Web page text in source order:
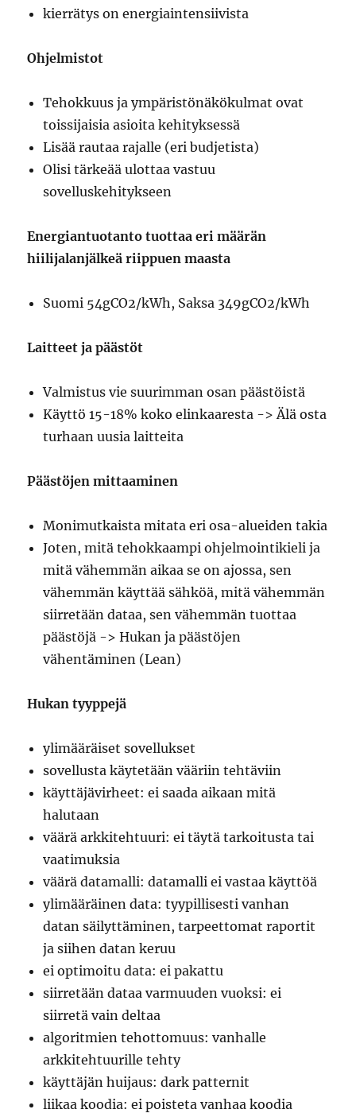
kierrätys on energiaintensiivista
Ohjelmistot
Tehokkuus ja ympäristönäkökulmat ovat
toissijaisia asioita kehityksessä
Lisää rautaa rajalle (eri budjetista)
Olisi tärkeää ulottaa vastuu
sovelluskehitykseen
Energiantuotanto tuottaa eri määrän
hiilijalanjälkeä riippuen maasta
Suomi 54gCO2/kWh, Saksa 349gCO2/kWh
Laitteet ja päästöt
Valmistus vie suurimman osan päästöistä
Käyttö 15-18% koko elinkaaresta -> Älä osta
turhaan uusia laitteita
Päästöjen mittaaminen
Monimutkaista mitata eri osa-alueiden takia
Joten, mitä tehokkaampi ohjelmointikieli ja
mitä vähemmän aikaa se on ajossa, sen
vähemmän käyttää sähköä, mitä vähemmän
siirretään dataa, sen vähemmän tuottaa
päästöjä -> Hukan ja päästöjen
vähentäminen (Lean)
Hukan tyyppejä
ylimääräiset sovellukset
sovellusta käytetään vääriin tehtäviin
käyttäjävirheet: ei saada aikaan mitä
halutaan
väärä arkkitehtuuri: ei täytä tarkoitusta tai
vaatimuksia
väärä datamalli: datamalli ei vastaa käyttöä
ylimääräinen data: tyypillisesti vanhan
datan säilyttäminen, tarpeettomat raportit
ja siihen datan keruu
ei optimoitu data: ei pakattu
siirretään dataa varmuuden vuoksi: ei
siirretä vain deltaa
algoritmien tehottomuus: vanhalle
arkkitehtuurille tehty
käyttäjän huijaus: dark patternit
liikaa koodia: ei poisteta vanhaa koodia